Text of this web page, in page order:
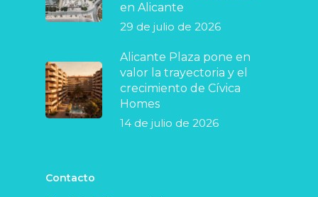
en Alicante
29 de julio de 2026
Alicante Plaza pone en
valor la trayectoria y el
crecimiento de Cívica
Homes
14 de julio de 2026
Contacto